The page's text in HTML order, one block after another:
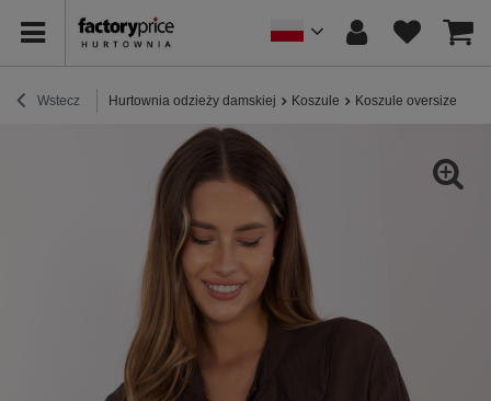
Wstecz Hurtownia odzieży damskiej Koszule Koszule oversize